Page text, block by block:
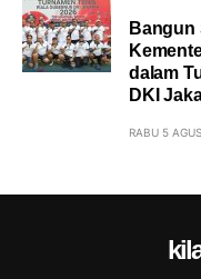
Bangun
dalam
DKI
RABU 5